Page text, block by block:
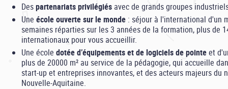
Despartenariats privilégiés avec de grands groupes
Une école ouverte sur le monde : séjour à l'international d'un
semaines réparties sur les 3 années de la formation, plus de
internationaux pour vous accueillir.
Une école dotée d’équipements et de logiciels de pointeet
plus de 20000 m² au service de la pédagogie, qui accueille
start-up et entreprises innovantes, et des acteurs majeurs du
Nouvelle-Aquitaine.